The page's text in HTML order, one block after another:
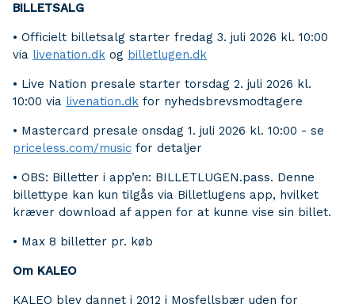
BILLETSALG
• Officielt billetsalg starter fredag 3. juli 2026 kl. 10:00
via livenation.dk og billetlugen.dk
• Live Nation presale starter torsdag 2. juli 2026 kl.
10:00 via livenation.dk for nyhedsbrevsmodtagere
• Mastercard presale onsdag 1. juli 2026 kl. 10:00 - se
priceless.com/music for detaljer
• OBS: Billetter i app’en: BILLETLUGEN.pass. Denne
billettype kan kun tilgås via Billetlugens app, hvilket
kræver download af appen for at kunne vise sin billet.
• Max 8 billetter pr. køb
Om KALEO
KALEO blev dannet i 2012 i Mosfellsbær uden for